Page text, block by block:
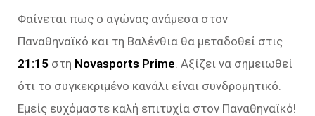
Φαίνεται πως ο αγώνας ανάμεσα στον
Παναθηναϊκό και τη Βαλένθια θα μεταδοθεί στις
21:15 στη Novasports Prime . Αξίζει να σημειωθεί
ότι το συγκεκριμένο κανάλι είναι συνδρομητικό.
Εμείς ευχόμαστε καλή επιτυχία στον Παναθηναϊκό!